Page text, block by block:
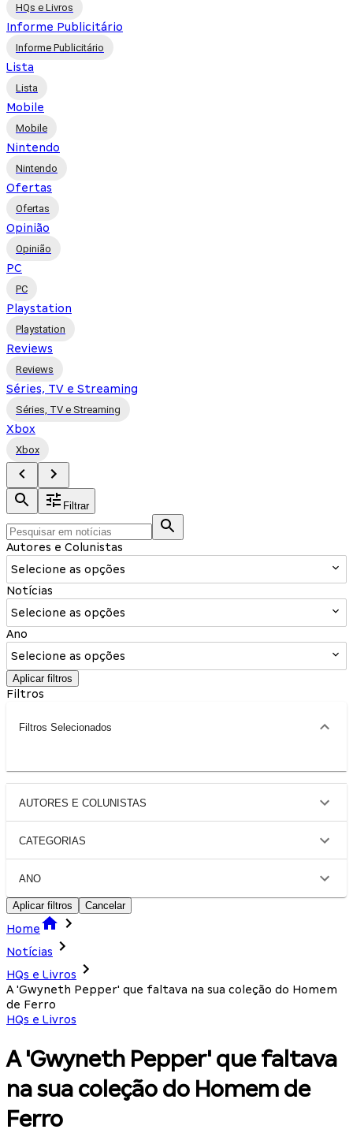
HQs e Livros
Informe Publicitário
Informe Publicitário
Lista
Lista
Mobile
Mobile
Nintendo
Nintendo
Ofertas
Ofertas
Opinião
Opinião
PC
PC
Playstation
Playstation
Reviews
Reviews
Séries, TV e Streaming
Séries, TV e Streaming
Xbox
Xbox
Filtrar
Autores e Colunistas
Selecione as opções
Notícias
Selecione as opções
Ano
Selecione as opções
Aplicar filtros
Filtros
Filtros Selecionados
AUTORES E COLUNISTAS
CATEGORIAS
ANO
Aplicar filtros Cancelar
Home
Notícias
HQs e Livros
A 'Gwyneth Pepper' que faltava na sua coleção do Homem
de Ferro
HQs e Livros
A 'Gwyneth Pepper' que faltava
na sua coleção do Homem de
Ferro